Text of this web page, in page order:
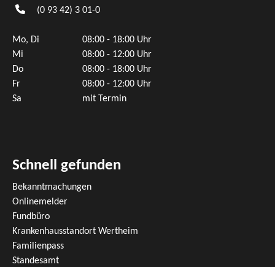
(0 93 42) 3 01-0
Mo, Di
08:00 - 18:00 Uhr
Mi
08:00 - 12:00 Uhr
Do
08:00 - 18:00 Uhr
Fr
08:00 - 12:00 Uhr
Sa
mit Termin
Schnell gefunden
Bekanntmachungen
Onlinemelder
Fundbüro
Krankenhausstandort Wertheim
Familienpass
Standesamt